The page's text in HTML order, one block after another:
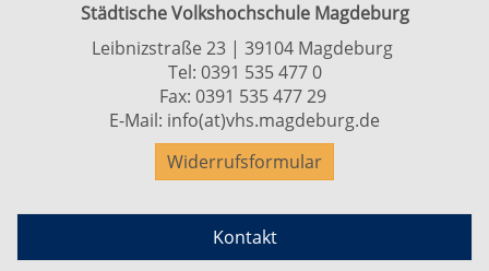
Städtische Volkshochschule Magdeburg
Leibnizstraße 23 | 39104 Magdeburg
Tel: 0391 535 477 0
Fax: 0391 535 477 29
E-Mail: info(at)vhs.magdeburg.de
Widerrufsformular
Kontakt